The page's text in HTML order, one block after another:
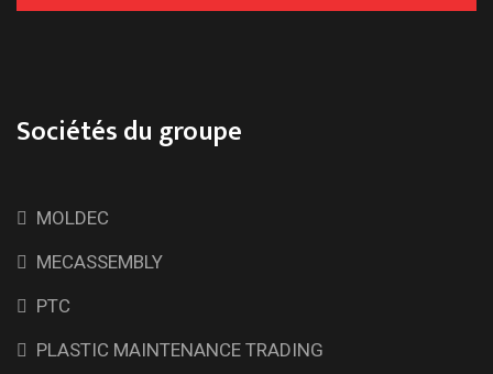
Sociétés du groupe
MOLDEC
MECASSEMBLY
PTC
PLASTIC MAINTENANCE TRADING